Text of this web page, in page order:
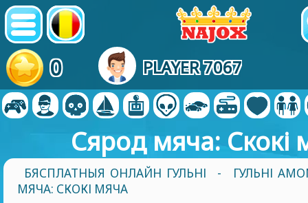
0 PLAYER 7067
Сярод мяча: Скокі
БЯСПЛАТНЫЯ ОНЛАЙН ГУЛЬНІ -
ГУЛЬНІ
МЯЧА: СКОКІ МЯЧА